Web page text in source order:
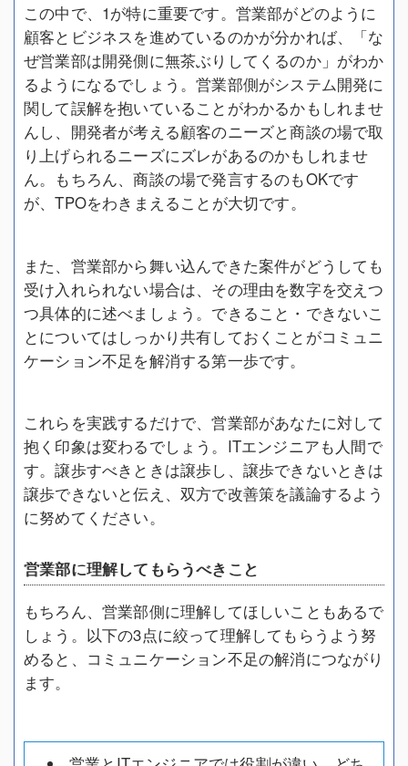
この中で、1が特に重要です。営業部がどのように
顧客とビジネスを進めているのかが分かれば、「な
ぜ営業部は開発側に無茶ぶりしてくるのか」がわか
るようになるでしょう。営業部側がシステム開発に
関して誤解を抱いていることがわかるかもしれませ
んし、開発者が考える顧客のニーズと商談の場で取
り上げられるニーズにズレがあるのかもしれませ
ん。もちろん、商談の場で発言するのもOKです
が、TPOをわきまえることが大切です。
また、営業部から舞い込んできた案件がどうしても
受け入れられない場合は、その理由を数字を交えつ
つ具体的に述べましょう。できること・できないこ
とについてはしっかり共有しておくことがコミュニ
ケーション不足を解消する第一歩です。
これらを実践するだけで、営業部があなたに対して
抱く印象は変わるでしょう。ITエンジニアも人間で
す。譲歩すべきときは譲歩し、譲歩できないときは
譲歩できないと伝え、双方で改善策を議論するよう
に努めてください。
営業部に理解してもらうべきこと
もちろん、営業部側に理解してほしいこともあるで
しょう。以下の3点に絞って理解してもらうよう努
めると、コミュニケーション不足の解消につながり
ます。